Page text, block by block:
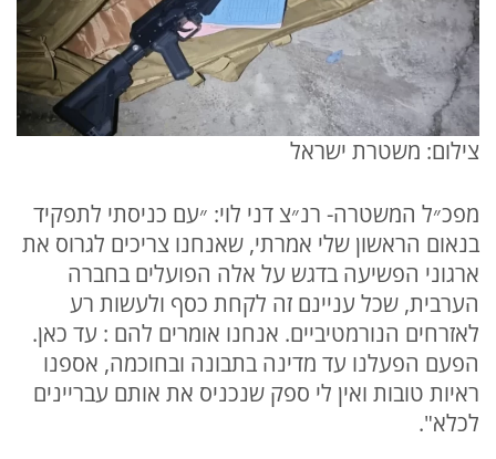
צילום: משטרת ישראל
מפכ״ל המשטרה- רנ״צ דני לוי: ״עם כניסתי לתפקיד
בנאום הראשון שלי אמרתי, שאנחנו צריכים לגרוס את
ארגוני הפשיעה בדגש על אלה הפועלים בחברה
הערבית, שכל עניינם זה לקחת כסף ולעשות רע
לאזרחים הנורמטיביים. אנחנו אומרים להם : עד כאן.
הפעם הפעלנו עד מדינה בתבונה ובחוכמה, אספנו
ראיות טובות ואין לי ספק שנכניס את אותם עבריינים
לכלא".